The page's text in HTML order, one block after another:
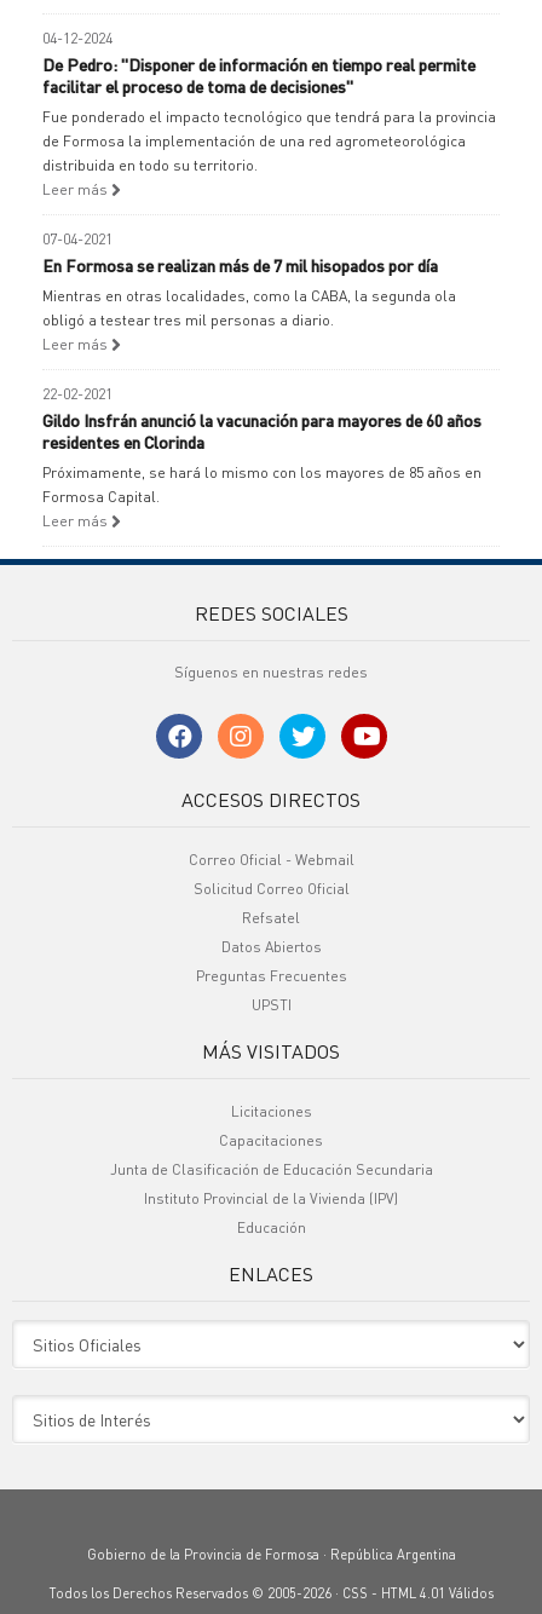
04-12-2024
De Pedro: "Disponer de información en tiempo real permite
facilitar el proceso de toma de decisiones"
Fue ponderado el impacto tecnológico que tendrá para la provincia
de Formosa la implementación de una red agrometeorológica
distribuida en todo su territorio.
Leer más
07-04-2021
En Formosa se realizan más de 7 mil hisopados por día
Mientras en otras localidades, como la CABA, la segunda ola
obligó a testear tres mil personas a diario.
Leer más
22-02-2021
Gildo Insfrán anunció la vacunación para mayores de 60 años
residentes en Clorinda
Próximamente, se hará lo mismo con los mayores de 85 años en
Formosa Capital.
Leer más
REDES SOCIALES
Síguenos en nuestras redes
ACCESOS DIRECTOS
Correo Oficial - Webmail
Solicitud Correo Oficial
Refsatel
Datos Abiertos
Preguntas Frecuentes
UPSTI
MÁS VISITADOS
Licitaciones
Capacitaciones
Junta de Clasificación de Educación Secundaria
Instituto Provincial de la Vivienda (IPV)
Educación
ENLACES
Gobierno de la Provincia de Formosa · República Argentina
Todos los Derechos Reservados © 2005-2026 · CSS - HTML 4.01 Válidos